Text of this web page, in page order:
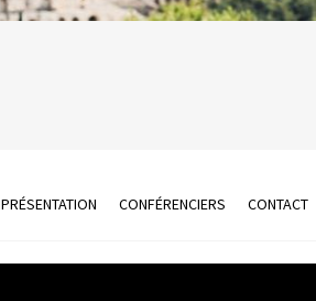
PRÉSENTATION CONFÉRENCIERS CONTACT